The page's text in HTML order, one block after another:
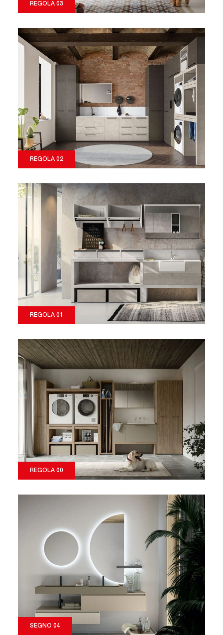
REGOLA 03
REGOLA 02
REGOLA 01
REGOLA 00
SEGNO 04